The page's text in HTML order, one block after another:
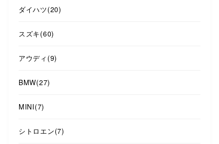
ダイハツ(20)
スズキ(60)
アウディ (9)
BMW(27)
MINI(7)
シトロエン(7)